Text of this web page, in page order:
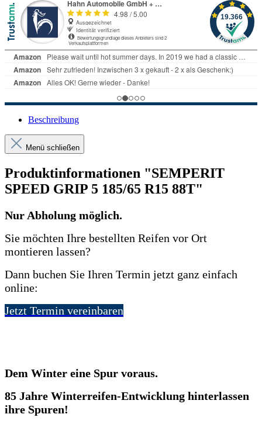
Beschreibung
Menü schließen
Produktinformationen "SEMPERIT
SPEED GRIP 5 185/65 R15 88T"
Nur Abholung möglich.
Sie möchten Ihre bestellten Reifen vor Ort
montieren lassen?
Dann buchen Sie Ihren Termin jetzt ganz einfach
online:
Jetzt Termin vereinbaren
Dem Winter eine Spur voraus.
85 Jahre Winterreifen-Entwicklung hinterlassen
ihre Spuren!